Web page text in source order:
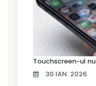
30 IAN. 2026